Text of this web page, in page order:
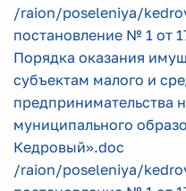
/raion/poseleniya/
постановление № 1 от
Порядка оказания
субъектам малого и
предпринимательства
муниципального
Кедровый».doc
/raion/poseleniya/